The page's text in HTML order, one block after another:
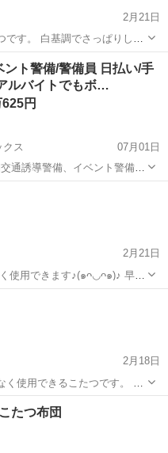
2月21日
です。 白基調でさっぱりした
折り畳めるので、長期で使わ
ホワイトオーク風の色合いの
敷布団
ト警備/警備員 日払い/手
ルバイトでもボ…
円
クス
07月01日
通誘導警備、イベント警備、
<給与> [ア・パ]日給8,500円
当日に「給与手渡し」で
2月21日
使用できます♪(๑ᴖ◡ᴖ๑)♪ 早い
2月18日
使用できるこたつです。 ■
動作：問題なし ■状態：使用
慮ください） 自宅（徳
ニトリ
たつ布団